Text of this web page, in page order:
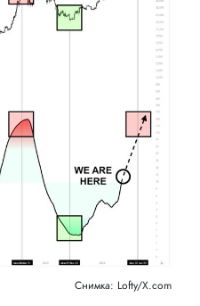
Снимка: Lofty/X.com